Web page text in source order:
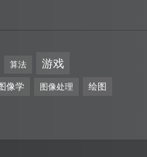
算法 游戏
像学 图像处理 绘图